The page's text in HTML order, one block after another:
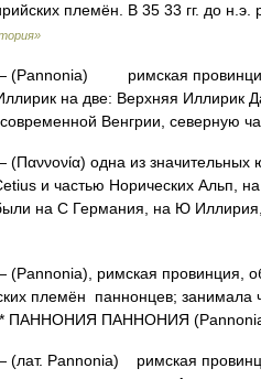
племён. В 35 33 гг. до
(Pannonia) римская провинция,
на две: Верхняя Иллирик
современной Венгрии, северную
(Παννονία) одна из значительных
и частью Норических Альп,
на С Германия, на Ю
(Pannonia), римская провинция,
племён паннонцев; занимала
* ПАННОНИЯ ПАННОНИЯ
(лат. Pannonia) римская